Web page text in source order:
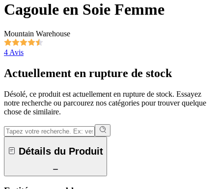
Cagoule en Soie Femme
Mountain Warehouse
4 Avis
Actuellement en rupture de stock
Désolé, ce produit est actuellement en rupture de stock. Essayez
notre recherche ou parcourez nos catégories pour trouver quelque
chose de similaire.
Détails du Produit